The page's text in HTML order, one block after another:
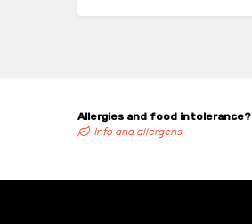
Allergies and food intolerance?
Info and allergens